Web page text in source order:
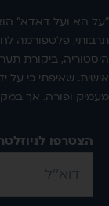
"על הא ועל דאדא"
תרבותי, פלטפורמה
היסטוריה, ביקורת
אישית. שאיפתי כי על
מעמיק ופורה. אך
הצטרפו